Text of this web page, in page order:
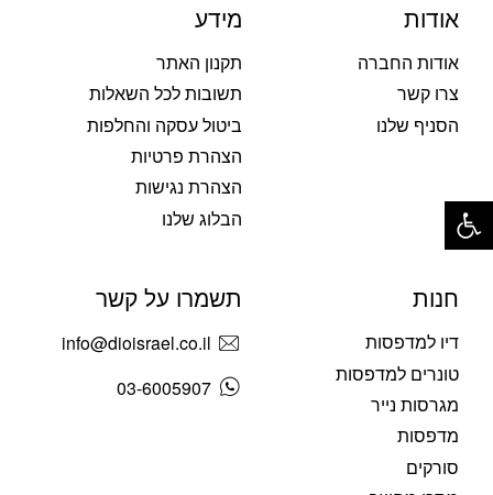
אודות
אודות החברה
צרו קשר
הסניף שלנו
מידע
תקנון האתר
תשובות לכל השאלות
ביטול עסקה והחלפות
הצהרת פרטיות
הצהרת נגישות
הבלוג שלנו
חנות
דיו למדפסות
טונרים למדפסות
מגרסות נייר
מדפסות
סורקים
תשמרו על קשר
info@dioisrael.co.il
03-6005907
פתח סרגל נגישות